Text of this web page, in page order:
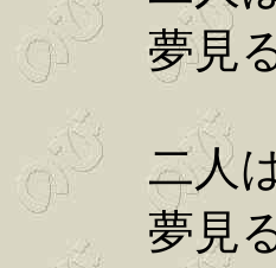
夢見る
二人は
夢見る